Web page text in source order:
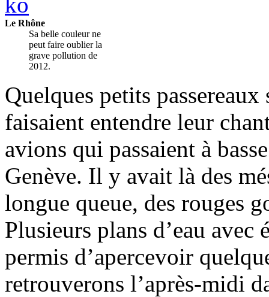
Le Rhône
Sa belle couleur ne
peut faire oublier la
grave pollution de
2012.
Quelques petits
faisaient entendre leur
avions qui passaient à
Genève. Il y avait là des
longue queue, des rouges
Plusieurs plans d’eau avec
permis d’apercevoir
retrouverons l’après-midi